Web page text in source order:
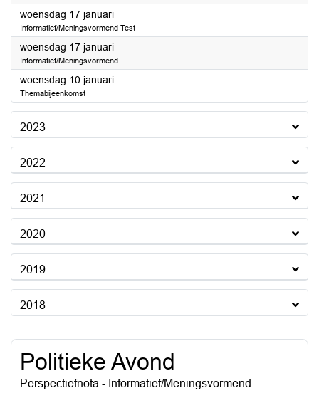
woensdag 17 januari2024
Informatief/Meningsvormend Test
woensdag 17 januari2024
Informatief/Meningsvormend
woensdag 10 januari2024
Themabijeenkomst
2023
2022
2021
2020
2019
2018
Politieke Avond
Perspectiefnota - Informatief/Meningsvormend